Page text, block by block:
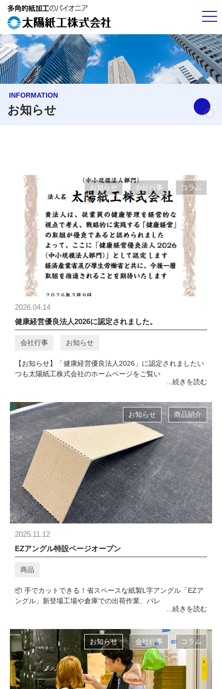
INFORMATION
お知らせ
2026.04.14
健康経営優良法人2026に認定されました。
お知らせ 会社行事 コラム
会社行事 お知らせ
【お知らせ】「健康経営優良法人2026」に認定されましたい
つも太陽紙工株式会社のホームページをご覧い
...続きを読む
2025.11.12
EZアングル特設ページオープン
お知らせ 商品紹介
商品
📦 手でカットできる！省スペースな紙製L字アングル「EZア
ングル」新登場工場や倉庫での出荷作業、パレ
...続きを読む
お知らせ 会社行事 コラム